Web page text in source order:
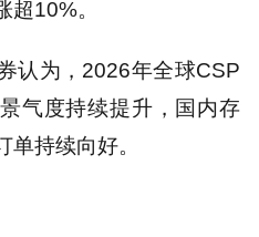
10%。
认为，2026年全球CSP
气度持续提升，国内存
持续向好。